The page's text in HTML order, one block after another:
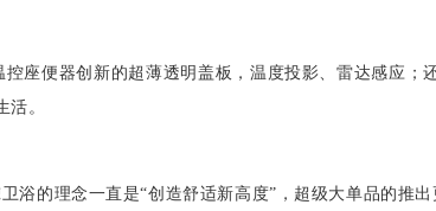
座便器创新的超薄透明盖板，温度投影、雷达感应
。
浴的理念一直是“创造舒适新高度”，超级大单品的推